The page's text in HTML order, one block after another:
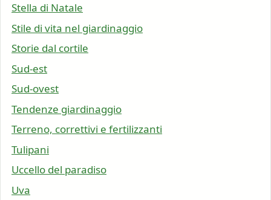
Stella di Natale
Stile di vita nel giardinaggio
Storie dal cortile
Sud-est
Sud-ovest
Tendenze giardinaggio
Terreno, correttivi e fertilizzanti
Tulipani
Uccello del paradiso
Uva